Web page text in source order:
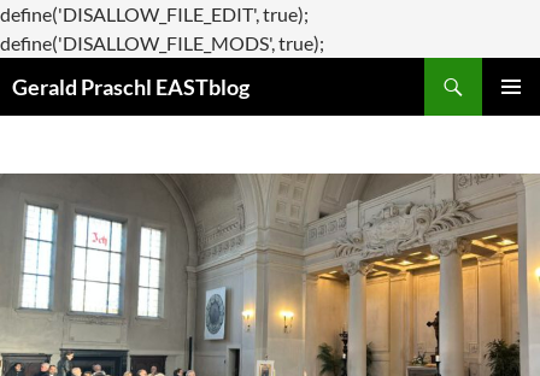
define('DISALLOW_FILE_EDIT', true);
define('DISALLOW_FILE_MODS', true);
Gerald Praschl EASTblog